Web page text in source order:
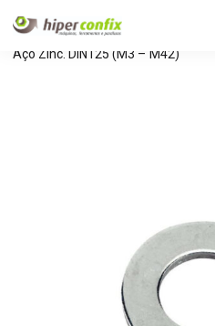
Início Loja Hipertintas
Aço Zinc. DIN125 (M3 – M42)